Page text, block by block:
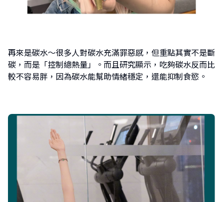
再來是碳水～很多人對碳水充滿罪惡感，但重點其實不是斷
碳，而是「控制總熱量」。而且研究顯示，吃夠碳水反而比
較不容易胖，因為碳水能幫助情緒穩定，還能抑制食慾。